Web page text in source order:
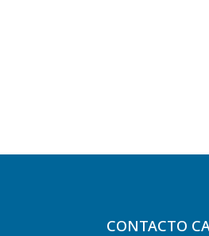
CONTACTO